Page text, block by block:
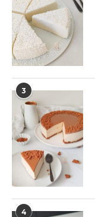
3
4